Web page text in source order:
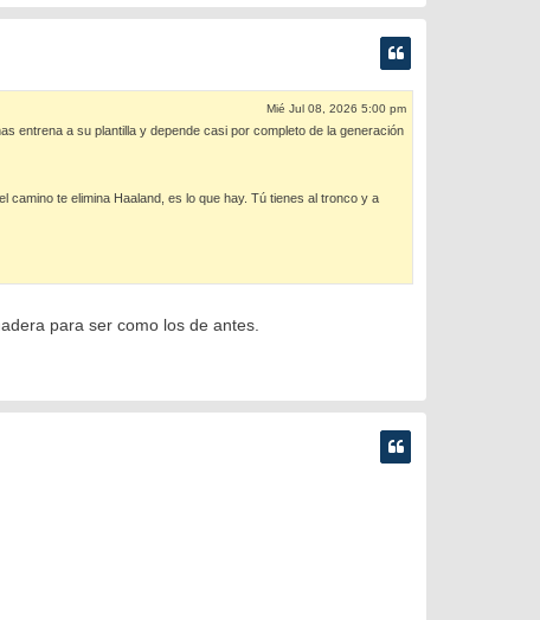
Mié Jul 08, 2026 5:00 pm
entrena a su plantilla y depende casi por completo de la generación
camino te elimina Haaland, es lo que hay. Tú tienes al tronco y a
para ser como los de antes.